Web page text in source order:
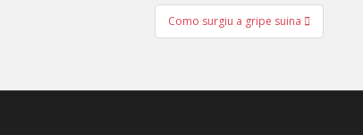
Como surgiu a gripe suina